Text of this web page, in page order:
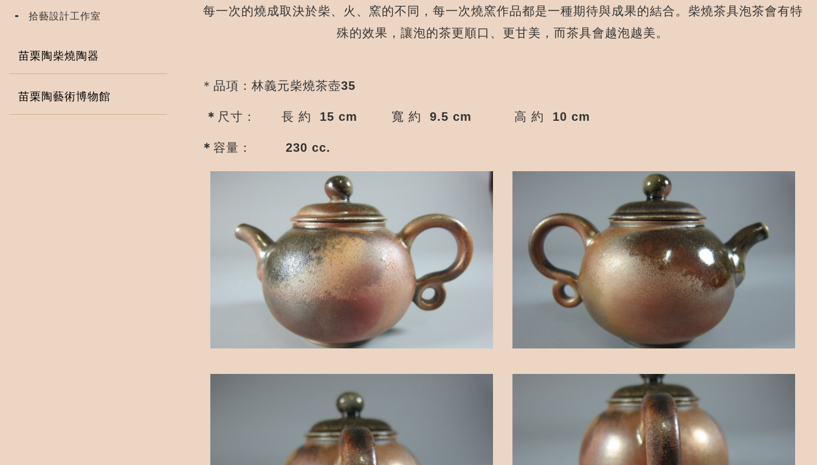
拾藝設計工作室
苗栗陶柴燒陶器
苗栗陶藝術博物館
每一次的燒成取決於柴、火、窯的不同，每一次燒窯作品都是一種期待與成果的結合。柴燒茶具泡茶會有特
殊的效果，讓泡的茶更順口、更甘美，而茶具會越泡越美。
＊品項：林義元柴燒茶壺35
＊ 尺寸： 長 約 15 cm 寬 約 9.5 cm 高 約 10 cm
＊ 容量： 230 cc.